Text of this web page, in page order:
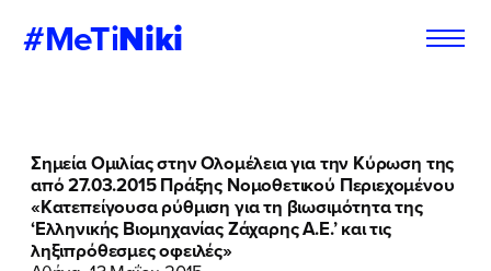
#MeTiNiki
Σημεία Ομιλίας στην Ολομέλεια για την Κύρωση της
από 27.03.2015 Πράξης Νομοθετικού Περιεχομένου
«Κατεπείγουσα ρύθμιση για τη βιωσιμότητα της
‘Ελληνικής Βιομηχανίας Ζάχαρης Α.Ε.’ και τις
ληξιπρόθεσμες οφειλές»
Φόρμα
Εθελοντή
Εγγραφή στο
Newsletter